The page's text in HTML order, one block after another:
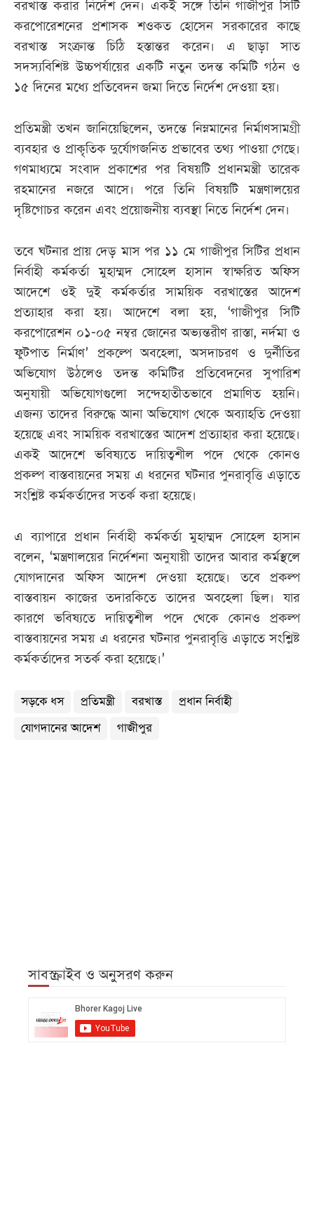
বরখাস্ত করার নির্দেশ দেন। একই সঙ্গে তিনি গাজীপুর সিটি
করপোরেশনের প্রশাসক শওকত হোসেন সরকারের কাছে
বরখাস্ত সংক্রান্ত চিঠি হস্তান্তর করেন। এ ছাড়া সাত
সদস্যবিশিষ্ট উচ্চপর্যায়ের একটি নতুন তদন্ত কমিটি গঠন ও
১৫ দিনের মধ্যে প্রতিবেদন জমা দিতে নির্দেশ দেওয়া হয়।
প্রতিমন্ত্রী তখন জানিয়েছিলেন, তদন্তে নিম্নমানের নির্মাণসামগ্রী
ব্যবহার ও প্রাকৃতিক দুর্যোগজনিত প্রভাবের তথ্য পাওয়া গেছে।
গণমাধ্যমে সংবাদ প্রকাশের পর বিষয়টি প্রধানমন্ত্রী তারেক
রহমানের নজরে আসে। পরে তিনি বিষয়টি মন্ত্রণালয়ের
দৃষ্টিগোচর করেন এবং প্রয়োজনীয় ব্যবস্থা নিতে নির্দেশ দেন।
তবে ঘটনার প্রায় দেড় মাস পর ১১ মে গাজীপুর সিটির প্রধান
নির্বাহী কর্মকর্তা মুহাম্মদ সোহেল হাসান স্বাক্ষরিত অফিস
আদেশে ওই দুই কর্মকর্তার সাময়িক বরখাস্তের আদেশ
প্রত্যাহার করা হয়। আদেশে বলা হয়, ‘গাজীপুর সিটি
করপোরেশন ০১-০৫ নম্বর জোনের অভ্যন্তরীণ রাস্তা, নর্দমা ও
ফুটপাত নির্মাণ’ প্রকল্পে অবহেলা, অসদাচরণ ও দুর্নীতির
অভিযোগ উঠলেও তদন্ত কমিটির প্রতিবেদনের সুপারিশ
অনুযায়ী অভিযোগগুলো সন্দেহাতীতভাবে প্রমাণিত হয়নি।
এজন্য তাদের বিরুদ্ধে আনা অভিযোগ থেকে অব্যাহতি দেওয়া
হয়েছে এবং সাময়িক বরখাস্তের আদেশ প্রত্যাহার করা হয়েছে।
একই আদেশে ভবিষ্যতে দায়িত্বশীল পদে থেকে কোনও
প্রকল্প বাস্তবায়নের সময় এ ধরনের ঘটনার পুনরাবৃত্তি এড়াতে
সংশ্লিষ্ট কর্মকর্তাদের সতর্ক করা হয়েছে।
এ ব্যাপারে প্রধান নির্বাহী কর্মকর্তা মুহাম্মদ সোহেল হাসান
বলেন, ‌‘মন্ত্রণালয়ের নির্দেশনা অনুযায়ী তাদের আবার কর্মস্থলে
যোগদানের অফিস আদেশ দেওয়া হয়েছে। তবে প্রকল্প
বাস্তবায়ন কাজের তদারকিতে তাদের অবহেলা ছিল। যার
কারণে ভবিষ্যতে দায়িত্বশীল পদে থেকে কোনও প্রকল্প
বাস্তবায়নের সময় এ ধরনের ঘটনার পুনরাবৃত্তি এড়াতে সংশ্লিষ্ট
কর্মকর্তাদের সতর্ক করা হয়েছে।’
সড়কে ধস প্রতিমন্ত্রী বরখাস্ত
প্রধান নির্বাহী
যোগদানের আদেশ
গাজীপুর
সাবস্ক্রাইব ও অনুসরণ করুন